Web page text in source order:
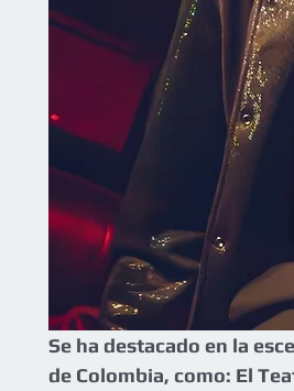
Se ha destacado en la
de Colombia, como: El